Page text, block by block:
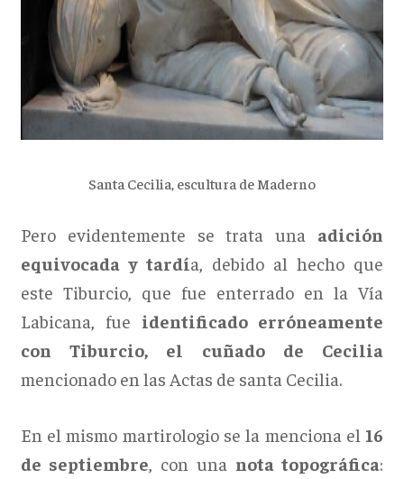
Santa Cecilia, escultura de Maderno
Pero evidentemente se trata una adición
equivocada y tardía, debido al hecho que
este Tiburcio, que fue enterrado en la Vía
Labicana, fue identificado erróneamente
con Tiburcio, el cuñado de Cecilia
mencionado en las Actas de santa Cecilia.
En el mismo martirologio se la menciona el 16
de septiembre, con una nota topográfica: